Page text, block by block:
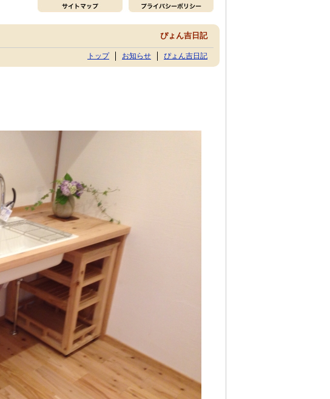
ぴょん吉日記
トップ お知らせ ぴょん吉日記